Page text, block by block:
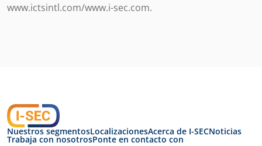
www.ictsintl.com/www.i-sec.com.
Nuestros segmentosLocalizacionesAcerca de I-SECNoticias
Trabaja con nosotrosPonte en contacto con